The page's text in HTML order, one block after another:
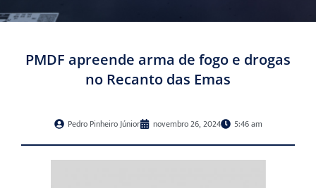
PMDF apreende arma de fogo e drogas
no Recanto das Emas
Pedro Pinheiro Júnior novembro 26, 2024 5:46 am